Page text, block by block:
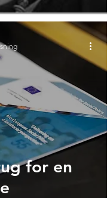
for en